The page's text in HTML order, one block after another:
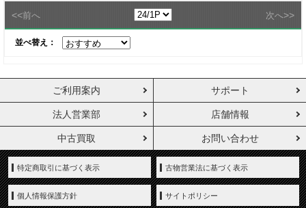
<<前へ 次へ>>
並べ替え：
ご利用案内 サポート
法人営業部 店舗情報
中古買取 お問い合わせ
特定商取引に基づく表示 古物営業法に基づく表示
個人情報保護方針 サイトポリシー